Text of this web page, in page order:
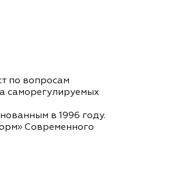
по вопросам
саморегулируемых
в 1996 году.
Современного